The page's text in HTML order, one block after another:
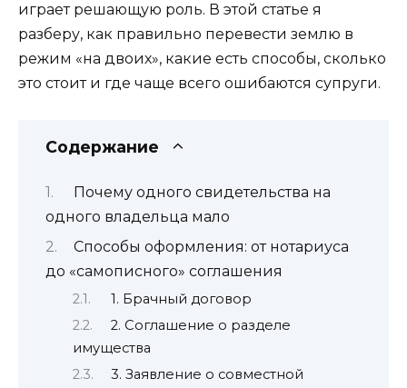
играет решающую роль. В этой статье я
разберу, как правильно перевести землю в
режим «на двоих», какие есть способы, сколько
это стоит и где чаще всего ошибаются супруги.
Содержание
Почему одного свидетельства на
одного владельца мало
Способы оформления: от нотариуса
до «самописного» соглашения
1. Брачный договор
2. Соглашение о разделе
имущества
3. Заявление о совместной